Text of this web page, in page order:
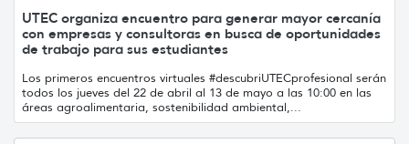
UTEC organiza encuentro para generar mayor cercanía
con empresas y consultoras en busca de oportunidades
de trabajo para sus estudiantes
Los primeros encuentros virtuales #descubriUTECprofesional serán
todos los jueves del 22 de abril al 13 de mayo a las 10:00 en las
áreas agroalimentaria, sostenibilidad ambiental,...